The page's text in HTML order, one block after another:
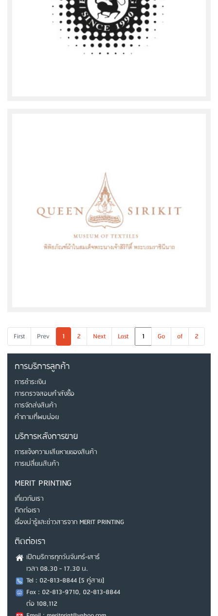
First Prev 1 2 Next Last Go of 2
การบริการลูกค้า
การชำระเงิน
การตรวจสอบคำสังซื้อ
การจัดส่งสินค้า
คำถามที่พบบ่อย
บริการหลังการขาย
การแจ้งความเสียหายของสินค้า
การเปลี่ยนสินค้า
MERIT PRINTING
เกี่ยวกับเรา
ติดต่อเรา
เรื่องน่ารู้และข่าวสารจาก MERIT PRINTING
ติดต่อเรา
เปิดบริการทุกวันจันทร์-เสาร์
เวลา 08.30 - 17.30 น.
Tel : 02-813-8844 [5 คู่สาย]
Fax : 02-813-9710, 02-813-8844
ต่อ 108,112